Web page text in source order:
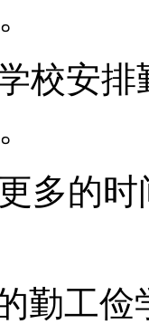
安排
的时
工俭